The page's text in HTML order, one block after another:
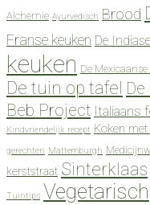
Alchemie Ayurvedisch Brood
Franse keuken De
keuken De Mexicaanse
De tuin op tafel
Beb Project Italiaans
Kindvriendelijk recept Koken
gerechten Mattemburgh
kerststraat Sinterklaas
Tuintips Vegetarisch